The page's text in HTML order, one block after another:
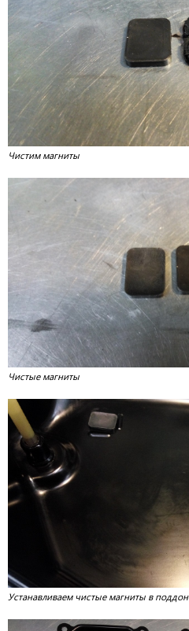
Чистим магниты
Чистые магниты
Устанавливаем чистые магниты в поддон